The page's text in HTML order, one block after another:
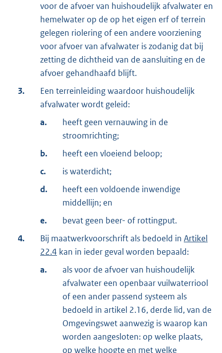
voor de afvoer van huishoudelijk afvalwater en
hemelwater op de op het eigen erf of terrein
gelegen riolering of een andere voorziening
voor afvoer van afvalwater is zodanig dat bij
zetting de dichtheid van de aansluiting en de
afvoer gehandhaafd blijft.
3.
Een terreinleiding waardoor huishoudelijk
afvalwater wordt geleid:
a.
heeft geen vernauwing in de
stroomrichting;
b.
heeft een vloeiend beloop;
c.
is waterdicht;
d.
heeft een voldoende inwendige
middellijn; en
e.
bevat geen beer- of rottingput.
4.
Bij maatwerkvoorschrift als bedoeld in Artikel
22.4 kan in ieder geval worden bepaald:
a.
als voor de afvoer van huishoudelijk
afvalwater een openbaar vuilwaterriool
of een ander passend systeem als
bedoeld in artikel 2.16, derde lid, van de
Omgevingswet aanwezig is waarop kan
worden aangesloten: op welke plaats,
op welke hoogte en met welke